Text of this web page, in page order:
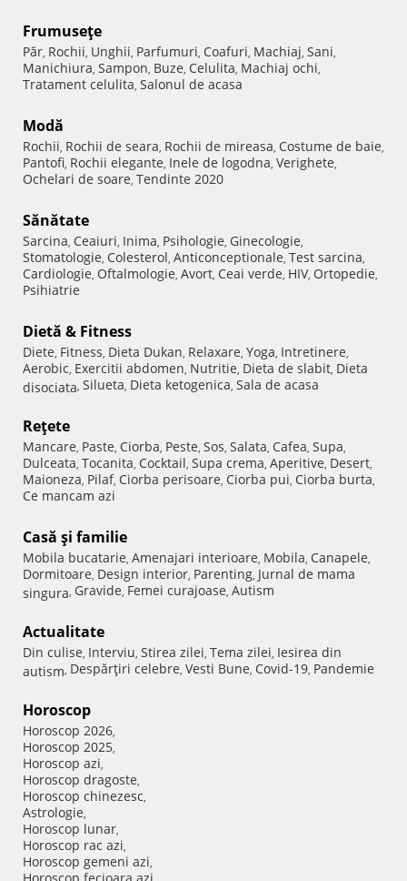
Frumuseţe
Păr, Rochii, Unghii, Parfumuri, Coafuri, Machiaj, Sani,
Manichiura, Sampon, Buze, Celulita, Machiaj ochi,
Tratament celulita, Salonul de acasa
Modă
Rochii, Rochii de seara, Rochii de mireasa, Costume de baie,
Pantofi, Rochii elegante, Inele de logodna, Verighete,
Ochelari de soare, Tendinte 2020
Sănătate
Sarcina, Ceaiuri, Inima, Psihologie, Ginecologie,
Stomatologie, Colesterol, Anticonceptionale, Test sarcina,
Cardiologie, Oftalmologie, Avort, Ceai verde, HIV, Ortopedie,
Psihiatrie
Dietă & Fitness
Diete, Fitness, Dieta Dukan, Relaxare, Yoga, Intretinere,
Aerobic, Exercitii abdomen, Nutritie, Dieta de slabit, Dieta
disociata, Silueta, Dieta ketogenica, Sala de acasa
Reţete
Mancare, Paste, Ciorba, Peste, Sos, Salata, Cafea, Supa,
Dulceata, Tocanita, Cocktail, Supa crema, Aperitive, Desert,
Maioneza, Pilaf, Ciorba perisoare, Ciorba pui, Ciorba burta,
Ce mancam azi
Casă şi familie
Mobila bucatarie, Amenajari interioare, Mobila, Canapele,
Dormitoare, Design interior, Parenting, Jurnal de mama
singura, Gravide, Femei curajoase, Autism
Actualitate
Din culise, Interviu, Stirea zilei, Tema zilei, Iesirea din
autism, Despărţiri celebre, Vesti Bune, Covid-19, Pandemie
Horoscop
Horoscop 2026,
Horoscop 2025,
Horoscop azi,
Horoscop dragoste,
Horoscop chinezesc,
Astrologie,
Horoscop lunar,
Horoscop rac azi,
Horoscop gemeni azi,